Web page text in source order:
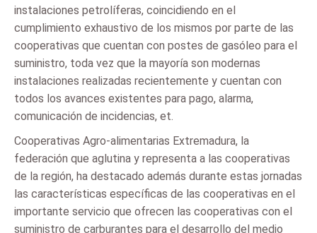
instalaciones petrolíferas, coincidiendo en el
cumplimiento exhaustivo de los mismos por parte de las
cooperativas que cuentan con postes de gasóleo para el
suministro, toda vez que la mayoría son modernas
instalaciones realizadas recientemente y cuentan con
todos los avances existentes para pago, alarma,
comunicación de incidencias, et.
Cooperativas Agro-alimentarias Extremadura, la
federación que aglutina y representa a las cooperativas
de la región, ha destacado además durante estas jornadas
las características específicas de las cooperativas en el
importante servicio que ofrecen las cooperativas con el
suministro de carburantes para el desarrollo del medio